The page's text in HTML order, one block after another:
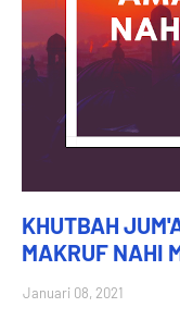
KHUTBAH
MAKRUF NAHI
Januari 08, 2021